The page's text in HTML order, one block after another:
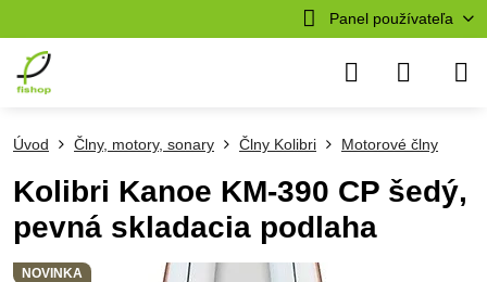
Panel používateľa
NOVINKA
Úvod Člny, motory, sonary Člny Kolibri Motorové člny
Kolibri Kanoe KM-390 CP šedý,
pevná skladacia podlaha